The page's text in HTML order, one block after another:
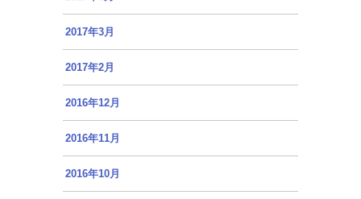
2017年3月
2017年2月
2016年12月
2016年11月
2016年10月